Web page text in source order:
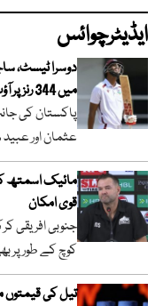
ایڈیٹرچوائس
دوسرا ٹیسٹ،
میں 344 رنز پر آؤٹ
عثمان اور عبید
مائیک اسمتھ
قوی امکان
جنوبی افریقی
کوچ کے طور پر
تیل کی قیمتوں